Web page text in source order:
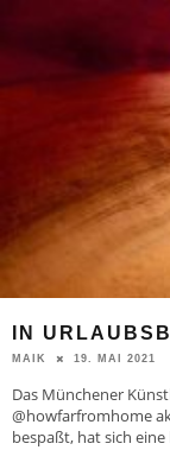
IN
MAIK 19. MAI 2021
Das Münchener
@howfarfromhome
bespaßt, hat sich